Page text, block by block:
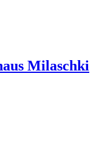
Milaschki